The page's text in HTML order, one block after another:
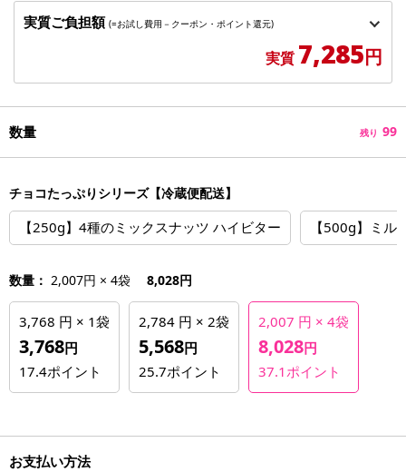
実質ご負担額 (=お試し費用－クーポン・ポイント還元)
実質 7,285円
数量 残り 99
チョコたっぷりシリーズ【冷蔵便配送】
【250g】4種のミックスナッツ ハイビター 【500g】ミル
数量： 2,007円 × 4袋 8,028円
3,768 円 × 1袋
3,768円
17.4ポイント
2,784 円 × 2袋
5,568円
25.7ポイント
2,007 円 × 4袋
8,028円
37.1ポイント
お支払い方法